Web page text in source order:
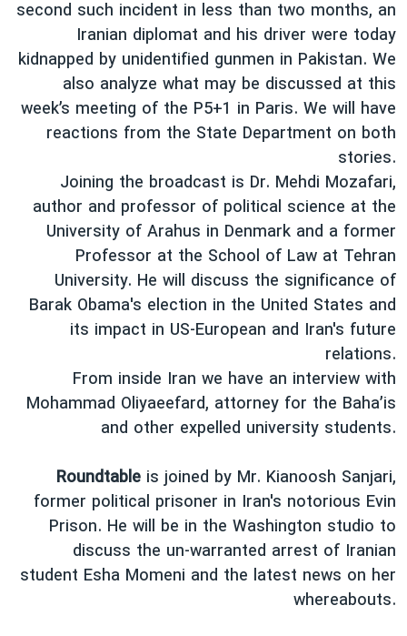
ویدیوها
فرهنگ و زندگی
اقتصادی
علم و فناوری
گالری عکس
آرشیو پخش زنده
بایگانی برنامه‌های تلویزیونی
مستندها
انتخابات ریاست جمهوری آمریکا ۲۰۲۴
حمله جمهوری اسلامی به اسرائیل
رمز مهسا
اعتراضات زن، زندگی، آزادی
مجموعه مستندهای دادخواهی
دادگاه حمید نوری
چهل سال گروگان‌گیری
اعتراضات مردمی آبان ۹۸
اسرائیل در جنگ
همایش محافظه‌کاران آمریکا «سی‌پک»
صفحه‌های ویژه
دنبال کنید
زبانهای مختلف
second such incident in less than two months, an
Iranian diplomat and his driver were today
kidnapped by unidentified gunmen in Pakistan. We
also analyze what may be discussed at this
week’s meeting of the P5+1 in Paris. We will have
reactions from the State Department on both
stories.
Joining the broadcast is Dr. Mehdi Mozafari,
author and professor of political science at the
University of Arahus in Denmark and a former
Professor at the School of Law at Tehran
University. He will discuss the significance of
Barak Obama's election in the United States and
its impact in US-European and Iran's future
relations.
From inside Iran we have an interview with
Mohammad Oliyaeefard, attorney for the Baha’is
and other expelled university students.
Roundtable is joined by Mr. Kianoosh Sanjari,
former political prisoner in Iran's notorious Evin
Prison. He will be in the Washington studio to
discuss the un-warranted arrest of Iranian
student Esha Momeni and the latest news on her
whereabouts.